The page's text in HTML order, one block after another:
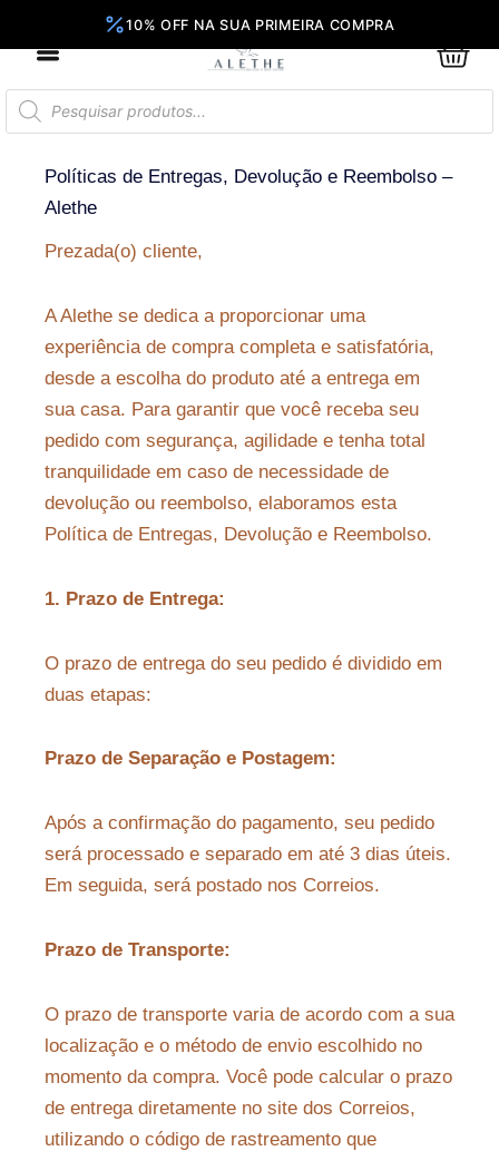
conteúdo
Pesquisar
produtos
Políticas de Entregas, Devolução e Reembolso –
Alethe
Prezada(o) cliente,
A Alethe se dedica a proporcionar uma
experiência de compra completa e satisfatória,
desde a escolha do produto até a entrega em
sua casa. Para garantir que você receba seu
pedido com segurança, agilidade e tenha total
tranquilidade em caso de necessidade de
devolução ou reembolso, elaboramos esta
Política de Entregas, Devolução e Reembolso.
1. Prazo de Entrega:
O prazo de entrega do seu pedido é dividido em
duas etapas:
Prazo de Separação e Postagem:
Após a confirmação do pagamento, seu pedido
será processado e separado em até 3 dias úteis.
Em seguida, será postado nos Correios.
Prazo de Transporte:
O prazo de transporte varia de acordo com a sua
localização e o método de envio escolhido no
momento da compra. Você pode calcular o prazo
de entrega diretamente no site dos Correios,
utilizando o código de rastreamento que